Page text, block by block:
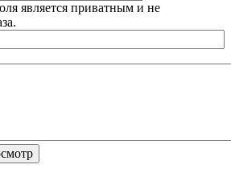
является приватным и не